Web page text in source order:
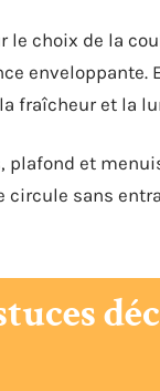
choix de la
enveloppante.
fraîcheur et la
et
circule sans